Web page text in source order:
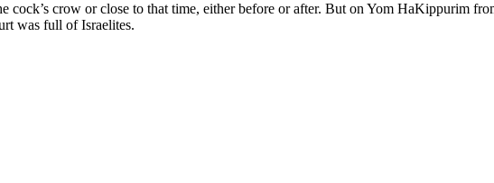
cock’s crow or close to that time, either before or after. But on Yom HaKippurim
was full of Israelites.